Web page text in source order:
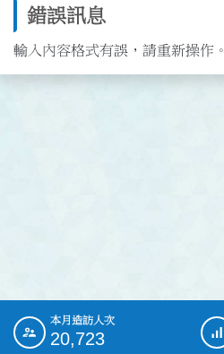
錯誤訊息
輸入內容格式有誤，請重新操作。
::: 本月造訪人次
20,723